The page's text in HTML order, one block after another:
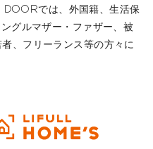
では、外国籍、生活保
グルマザー・ファザー、被
、フリーランス等の方々に